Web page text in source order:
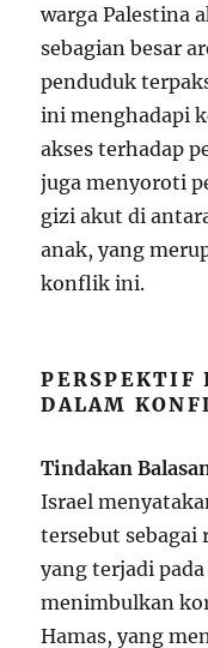
warga Palestina
sebagian besar
penduduk
ini menghadapi
akses terhadap
juga menyoroti
gizi akut di
anak, yang
konflik ini.
PERSPEKTIF
DALAM
Tindakan
Israel
tersebut sebagai
yang terjadi
menimbulkan
Hamas, yang